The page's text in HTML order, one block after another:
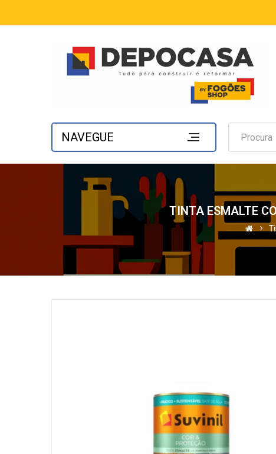
NAVEGUE
TINTA ESMALTE